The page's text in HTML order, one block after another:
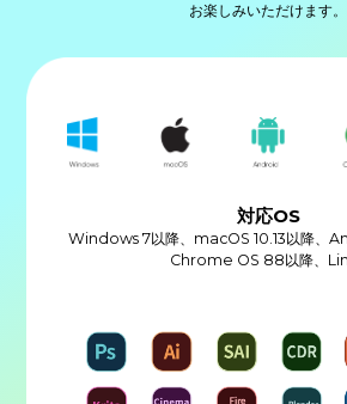
お楽しみいただけます。
対応OS
Windows 7以降、macOS 10.13以降、
Chrome OS 88以降、